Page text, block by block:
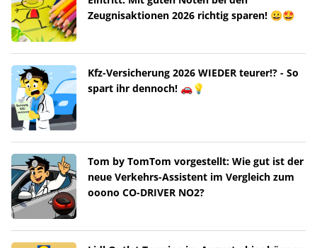
Zeugnisaktionen 2026 richtig sparen! 😀🤩
Kfz-Versicherung 2026 WIEDER teurer!? - So
spart ihr dennoch! 🚗💡
Tom by TomTom vorgestellt: Wie gut ist der
neue Verkehrs-Assistent im Vergleich zum
ooono CO-DRIVER NO2?